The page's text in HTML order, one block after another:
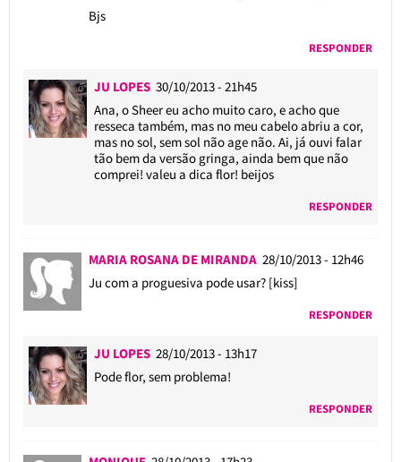
Bjs
RESPONDER
JU LOPES 30/10/2013 - 21h45
Ana, o Sheer eu acho muito caro, e acho que
resseca também, mas no meu cabelo abriu a cor,
mas no sol, sem sol não age não. Ai, já ouvi falar
tão bem da versão gringa, ainda bem que não
comprei! valeu a dica flor! beijos
RESPONDER
MARIA ROSANA DE MIRANDA 28/10/2013 - 12h46
Ju com a proguesiva pode usar? [kiss]
RESPONDER
JU LOPES 28/10/2013 - 13h17
Pode flor, sem problema!
RESPONDER